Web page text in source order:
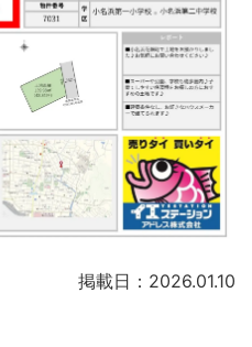
掲載日：2026.01.10